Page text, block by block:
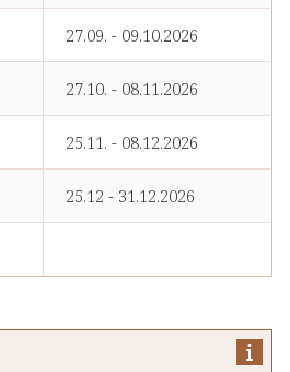
27.09. - 09.10.2026
27.10. - 08.11.2026
25.11. - 08.12.2026
25.12 - 31.12.2026